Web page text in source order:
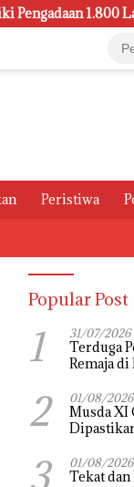
Lampu Jalan
Peristiwa
Popular Post
1 31/07/2026
Terduga
Remaja
2 01/08/2026
Musda
3 01/08/2026
Tekat dan Usaha